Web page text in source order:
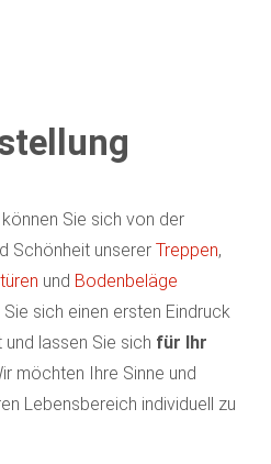
Sie sich von der
Schönheit unsererTreppen,
und Bodenbeläge
sich einen ersten Eindruck
lassen Sie sich für Ihr
möchten Ihre Sinne und
Lebensbereich individuell zu